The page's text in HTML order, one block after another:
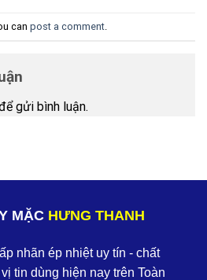
can post a comment
gửi bình luận.
MẶC HƯNG THANH
nhãn ép nhiệt uy tín - chất
tin dùng hiện nay trên Toàn